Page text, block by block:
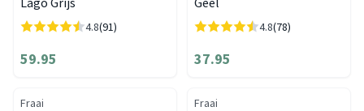
4.8(91)
59.95
4.8(78)
37.95
Fraai Fraai